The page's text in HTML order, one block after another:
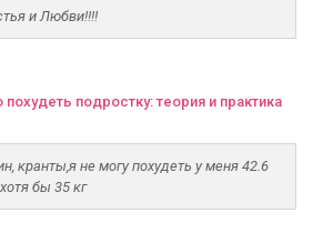
и Любви!!!!
подростку: теория и практика
кранты,я не могу похудеть у меня 42.6
бы 35 кг